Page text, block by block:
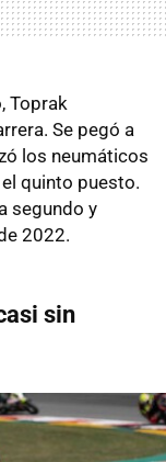
Toprak
Se pegó a
los neumáticos
quinto puesto.
segundo y
2022.
sin